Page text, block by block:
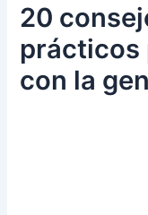
20
prácticos
con la